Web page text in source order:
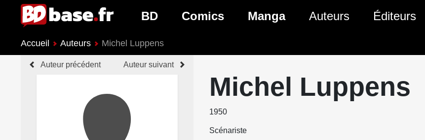
BD
Nouveautés BD
Prochaines sorties BD
Comics
Genres Comics
Manga
Genres Manga
Auteurs Éditeurs
Accueil Auteurs Michel Luppens
Auteur précédent Auteur suivant
Michel Luppens
1950
Scénariste